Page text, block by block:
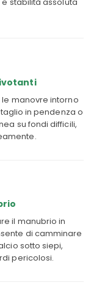
stabilità assoluta
manovre intorno
in pendenza o
su fondi difficili,
il manubrio in
di camminare
sotto siepi,
pericolosi.